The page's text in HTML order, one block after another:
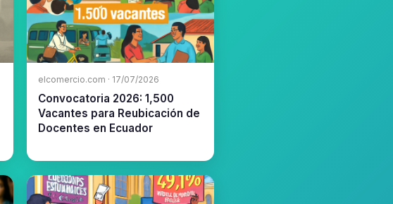
elcomercio.com · 17/07/2026
Convocatoria 2026: 1,500
Vacantes para Reubicación de
Docentes en Ecuador